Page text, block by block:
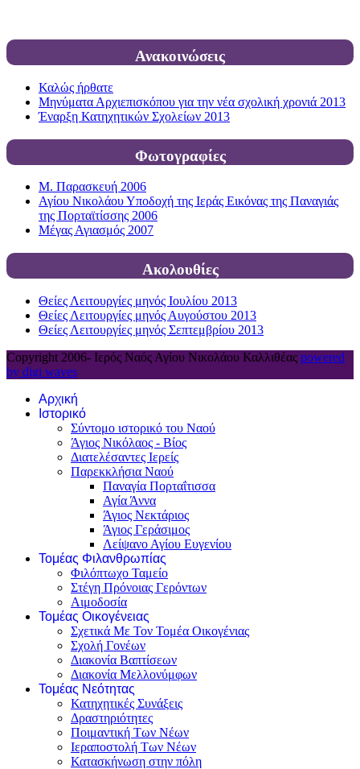
Ανακοινώσεις
Καλώς ήρθατε
Μηνύματα Αρχιεπισκόπου για την νέα σχολική χρονιά 2013
Έναρξη Κατηχητικών Σχολείων 2013
Φωτογραφίες
Μ. Παρασκευή 2006
Αγίου Νικολάου Υποδοχή της Ιεράς Εικόνας της Παναγιάς
της Πορταϊτίσσης 2006
Μέγας Αγιασμός 2007
Ακολουθίες
Θείες Λειτουργίες μηνός Ιουλίου 2013
Θείες Λειτουργίες μηνός Αυγούστου 2013
Θείες Λειτουργίες μηνός Σεπτεμβρίου 2013
Copyright 2006- Ιερός Ναός Αγίου Νικολάου Καλλιθέας powered
by digi waves
Αρχική
Ιστορικό
Σύντομο ιστορικό του Ναού
Άγιος Νικόλαος - Βίος
Διατελέσαντες Ιερείς
Παρεκκλήσια Ναού
Παναγία Πορταΐτισσα
Αγία Άννα
Άγιος Νεκτάριος
Άγιος Γεράσιμος
Λείψανο Αγίου Ευγενίου
Τομέας Φιλανθρωπίας
Φιλόπτωχο Ταμείο
Στέγη Πρόνοιας Γερόντων
Αιμοδοσία
Τομέας Οικογένειας
Σχετικά Με Τον Τομέα Οικογένιας
Σχολή Γονέων
Διακονία Βαπτίσεων
Διακονία Μελλονύμφων
Τομέας Νεότητας
Κατηχητικές Συνάξεις
Δραστηριότητες
Ποιμαντική Των Νέων
Ιεραποστολή Των Νέων
Κατασκήνωση στην πόλη